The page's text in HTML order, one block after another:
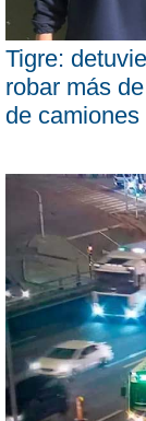
Tigre:
robar más
de camiones